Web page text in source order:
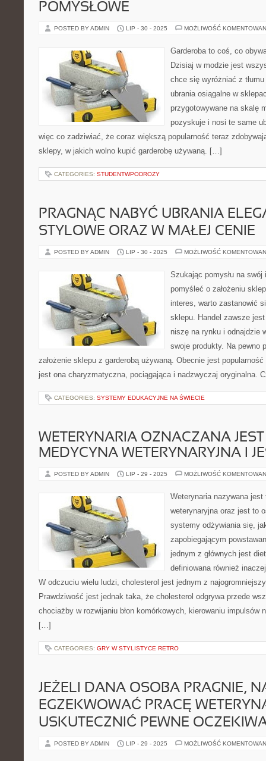
POMYSŁOWE
POSTED BY ADMIN LIP - 30 - 2025 MOŻLIWOŚĆ
Garderoba to coś, co
Dzisiaj w modzie jest
chce się wyróżniać z
ubrania osiągalne w
przygotowywane na skalę
pozyskuje i nosi te same
więc co zadziwiać, że coraz większą popularność teraz
sklepy, w jakich wolno kupić garderobę używaną. […]
CATEGORIES: STUDENTWPODROZY
PRAGNĄC NABYĆ UBRANIA
STYLOWE ORAZ W MAŁEJ CENIE
POSTED BY ADMIN LIP - 30 - 2025 MOŻLIWOŚĆ
Szukając pomysłu na swój
pomyśleć o założeniu
interes, warto zastanowić
sklepu. Handel zawsze
niszę na rynku i odnajdzie
swoje produkty. Na pewno
założenie sklepu z garderobą używaną. Obecnie jest
jest ona charyzmatyczna, pociągająca i nadzwyczaj oryginalna.
CATEGORIES: SYSTEMY EDUKACYJNE NA ŚWIECIE
WETERYNARIA OZNACZANA
MEDYCYNA WETERYNARYJNA I
POSTED BY ADMIN LIP - 29 - 2025 MOŻLIWOŚĆ
Weterynaria nazywana
weterynaryjna oraz jest to
systemy odżywiania się,
zapobiegającym
jednym z głównych jest
definiowana również
W odczuciu wielu ludzi, cholesterol jest jednym z
Prawdziwość jest jednak taka, że cholesterol odgrywa przede
chociażby w rozwijaniu błon komórkowych, kierowaniu impulsów
[…]
CATEGORIES: GRY W STYLISTYCE RETRO
JEŻELI DANA OSOBA PRAGNIE,
EGZEKWOWAĆ PRACĘ
USKUTECZNIĆ PEWNE
POSTED BY ADMIN LIP - 29 - 2025 MOŻLIWOŚĆ